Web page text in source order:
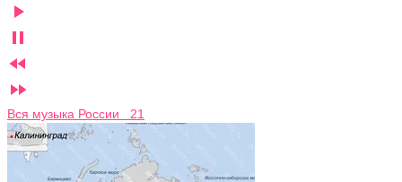




Вся музыка России 21